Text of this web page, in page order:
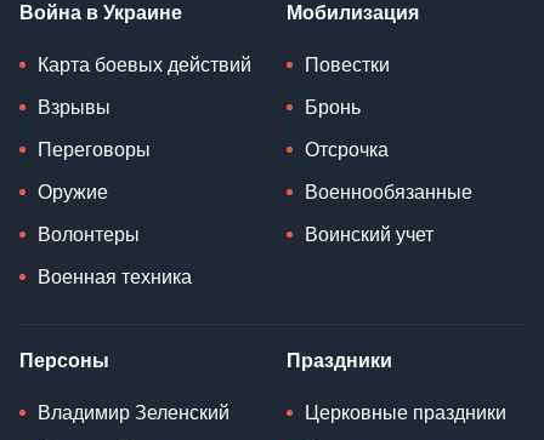
Война в Украине
Карта боевых действий
Взрывы
Переговоры
Оружие
Волонтеры
Военная техника
Мобилизация
Повестки
Бронь
Отсрочка
Военнообязанные
Воинский учет
Персоны
Владимир Зеленский
Праздники
Церковные праздники